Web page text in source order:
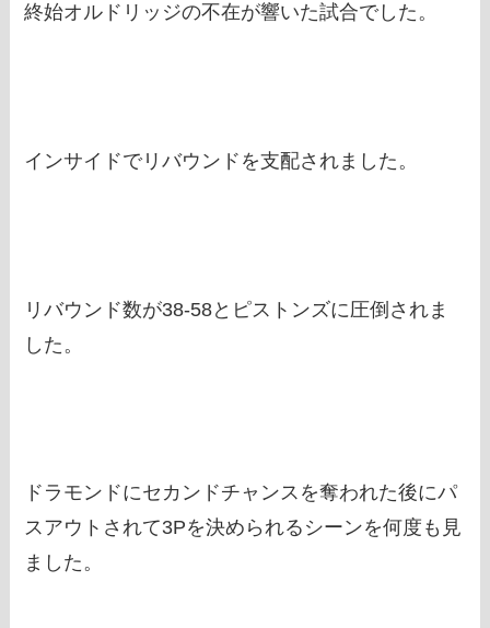
終始オルドリッジの不在が響いた試合でした。
インサイドでリバウンドを支配されました。
リバウンド数が38-58とピストンズに圧倒されま
した。
ドラモンドにセカンドチャンスを奪われた後にパ
スアウトされて3Pを決められるシーンを何度も見
ました。